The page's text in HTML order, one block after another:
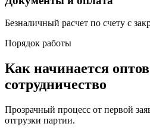
Безналичный расчет по счету с
Порядок работы
Как начинается
сотрудничество
Прозрачный процесс от первой
отгрузки партии.